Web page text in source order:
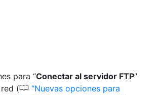
para “Conectar al servidor FTP”
(0 Nuevas opciones para